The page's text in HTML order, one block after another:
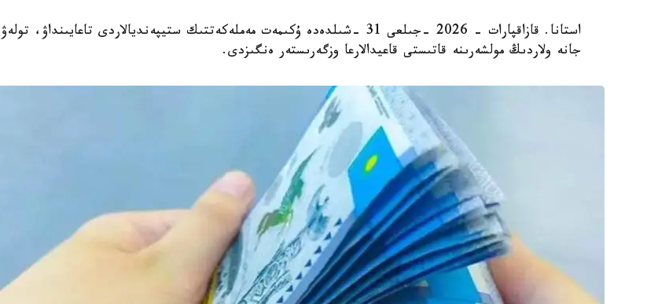
استانا. قازاقپارات - 2026 -جىلعى 31 -شىلدەدە ۇكىمەت مەملەكەتتىك ستيپەنديالاردى تاعايىنداۋ، تولەۋ
جانە ولاردىڭ مولشەرىنە قاتىستى قاعيدالارعا وزگەرىستەر ەنگىزدى.